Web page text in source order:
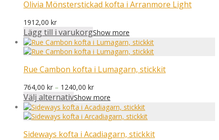
Olivia Mönsterstickad kofta i Arranmore Light
1912,00 kr
Lägg till i varukorgShow more
Rue Cambon kofta i Lumagarn, stickkit
764,00 kr – 1240,00 krPrisintervall:
764,00 kr
till
1240,00 kr
Välj alternativShow more
Sideways kofta i Acadiagarn, stickkit